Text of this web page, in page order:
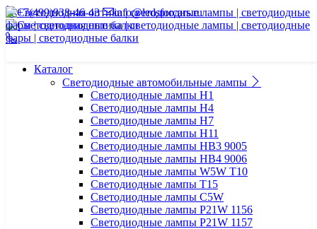
+7(499)938-46-43 info@ledsforcars.ru
Каталог
Светодиодные автомобильные лампы
Светодиодные лампы H1
Светодиодные лампы H4
Светодиодные лампы H7
Светодиодные лампы H11
Светодиодные лампы HB3 9005
Светодиодные лампы HB4 9006
Светодиодные лампы W5W T10
Светодиодные лампы T15
Светодиодные лампы C5W
Светодиодные лампы P21W 1156
Светодиодные лампы P21W 1157